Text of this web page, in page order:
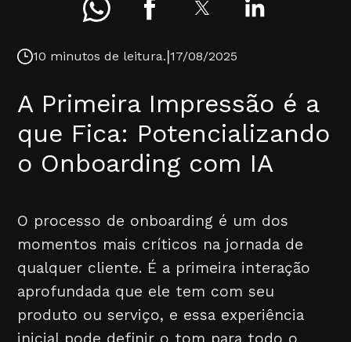
10 minutos de leitura.|17/08/2025
A Primeira Impressão é a
que Fica: Potencializando
o Onboarding com IA
O processo de onboarding é um dos
momentos mais críticos na jornada de
qualquer cliente. É a primeira interação
aprofundada que ele tem com seu
produto ou serviço, e essa experiência